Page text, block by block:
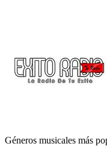
Géneros musicales más